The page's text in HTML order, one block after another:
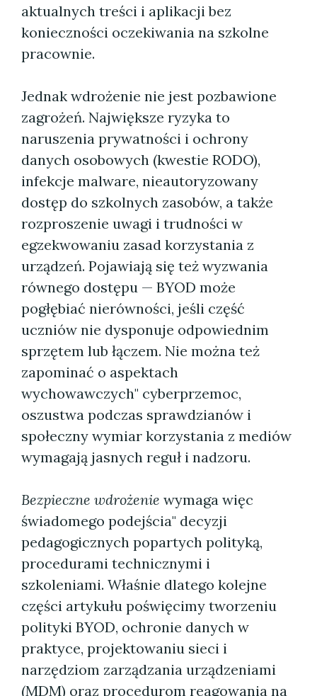
aktualnych treści i aplikacji bez
konieczności oczekiwania na szkolne
pracownie.
Jednak wdrożenie nie jest pozbawione
zagrożeń. Największe ryzyka to
naruszenia prywatności i ochrony
danych osobowych (kwestie RODO),
infekcje malware, nieautoryzowany
dostęp do szkolnych zasobów, a także
rozproszenie uwagi i trudności w
egzekwowaniu zasad korzystania z
urządzeń. Pojawiają się też wyzwania
równego dostępu — BYOD może
pogłębiać nierówności, jeśli część
uczniów nie dysponuje odpowiednim
sprzętem lub łączem. Nie można też
zapominać o aspektach
wychowawczych" cyberprzemoc,
oszustwa podczas sprawdzianów i
społeczny wymiar korzystania z mediów
wymagają jasnych reguł i nadzoru.
Bezpieczne wdrożenie wymaga więc
świadomego podejścia" decyzji
pedagogicznych popartych polityką,
procedurami technicznymi i
szkoleniami. Właśnie dlatego kolejne
części artykułu poświęcimy tworzeniu
polityki BYOD, ochronie danych w
praktyce, projektowaniu sieci i
narzędziom zarządzania urządzeniami
(MDM) oraz procedurom reagowania na